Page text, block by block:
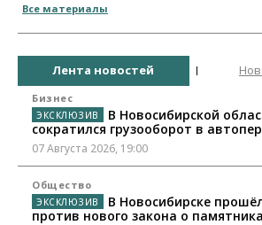
Все материалы
Лента новостей
Бизнес
В Новосибирской
сократился грузооборот в
07 Августа 2026, 19:00
Общество
В Новосибирске
против нового закона о